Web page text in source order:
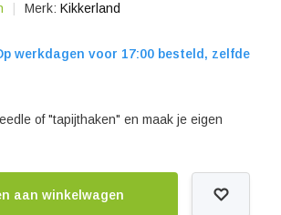
Merk:Kikkerland
werkdagen voor 17:00 besteld, zelfde
of "tapijthaken" en maak je eigen
aan winkelwagen